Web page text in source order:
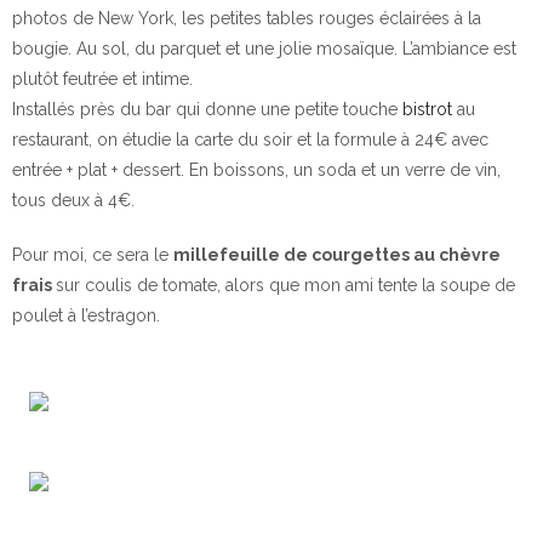
photos de New York, les petites tables rouges éclairées à la
bougie. Au sol, du parquet et une jolie mosaïque. L’ambiance est
plutôt feutrée et intime.
Installés près du bar qui donne une petite touche bistrot au
restaurant, on étudie la carte du soir et la formule à 24€ avec
entrée + plat + dessert. En boissons, un soda et un verre de vin,
tous deux à 4€.
Pour moi, ce sera le millefeuille de courgettes au chèvre
fraissur coulis de tomate, alors que mon ami tente la soupe de
poulet à l’estragon.